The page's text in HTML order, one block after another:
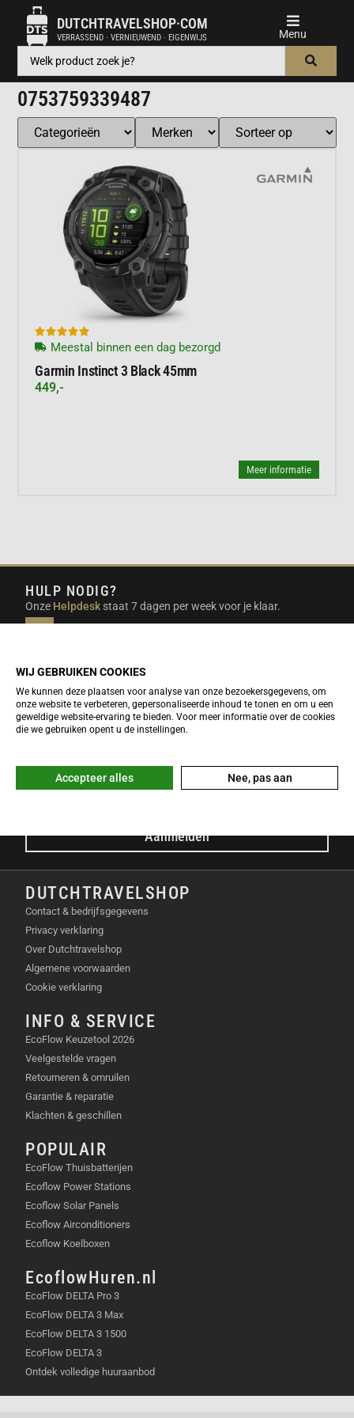
DUTCHTRAVELSHOP·COM
VERRASSEND · VERNIEUWEND · EIGENWIJS
0753759339487

Meestal binnen een dag bezorgd
Garmin Instinct 3 Black 45mm
449,-
Meer informatie
HULP NODIG?
Onze Helpdesk staat 7 dagen per week voor je klaar.
beantwoorden.
NIEUWSBRIEF
Meld je nu gratis aan voor de DTS-Nieuwsbrief en ontvang het
E-mailadres
Aanmelden
DUTCHTRAVELSHOP
Contact & bedrijfsgegevens
Privacy verklaring
Over Dutchtravelshop
Algemene voorwaarden
Cookie verklaring
INFO & SERVICE
EcoFlow Keuzetool 2026
Veelgestelde vragen
Retourneren & omruilen
Garantie & reparatie
Klachten & geschillen
POPULAIR
EcoFlow Thuisbatterijen
Ecoflow Power Stations
Ecoflow Solar Panels
Ecoflow Airconditioners
Ecoflow Koelboxen
EcoflowHuren.nl
EcoFlow DELTA Pro 3
EcoFlow DELTA 3 Max
EcoFlow DELTA 3 1500
EcoFlow DELTA 3
Ontdek volledige huuraanbod
WIJ GEBRUIKEN COOKIES
We kunnen deze plaatsen voor analyse van onze bezoekersgegevens, om
onze website te verbeteren, gepersonaliseerde inhoud te tonen en om u een
geweldige website-ervaring te bieden. Voor meer informatie over de cookies
die we gebruiken opent u de instellingen.
Accepteer alles Nee, pas aan